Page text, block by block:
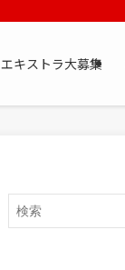
エキストラ大募集